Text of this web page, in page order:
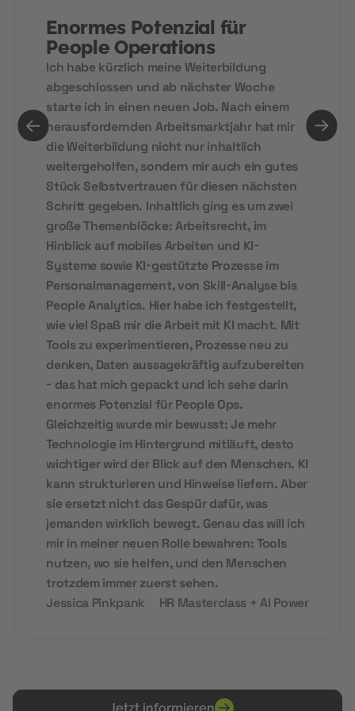
Enormes Potenzial für
People Operations
Ich habe kürzlich meine Weiterbildung
abgeschlossen und ab nächster Woche
starte ich in einen neuen Job. Nach einem
herausfordernden Arbeitsmarktjahr hat mir
die Weiterbildung nicht nur inhaltlich
weitergeholfen, sondern mir auch ein gutes
Stück Selbstvertrauen für diesen nächsten
Schritt gegeben. Inhaltlich ging es um zwei
große Themenblöcke: Arbeitsrecht, im
Hinblick auf mobiles Arbeiten und KI-
Systeme sowie KI-gestützte Prozesse im
Personalmanagement, von Skill-Analyse bis
People Analytics. Hier habe ich festgestellt,
wie viel Spaß mir die Arbeit mit KI macht. Mit
Tools zu experimentieren, Prozesse neu zu
denken, Daten aussagekräftig aufzubereiten
- das hat mich gepackt und ich sehe darin
enormes Potenzial für People Ops.
Gleichzeitig wurde mir bewusst: Je mehr
Technologie im Hintergrund mitläuft, desto
wichtiger wird der Blick auf den Menschen. KI
kann strukturieren und Hinweise liefern. Aber
sie ersetzt nicht das Gespür dafür, was
jemanden wirklich bewegt. Genau das will ich
mir in meiner neuen Rolle bewahren: Tools
nutzen, wo sie helfen, und den Menschen
trotzdem immer zuerst sehen.
Jessica Pinkpank
HR Masterclass + AI Power